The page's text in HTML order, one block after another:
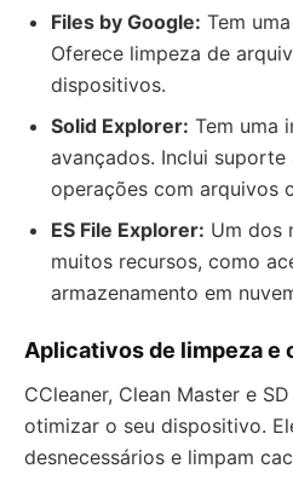
Files by Google: Tem
Oferece limpeza de
dispositivos.
Solid Explorer: Tem uma
avançados. Inclui suporte
operações com arquivos
ES File Explorer: Um dos
muitos recursos, como
armazenamento em
Aplicativos de limpeza e
CCleaner, Clean Master e
otimizar o seu dispositivo.
desnecessários e limpam